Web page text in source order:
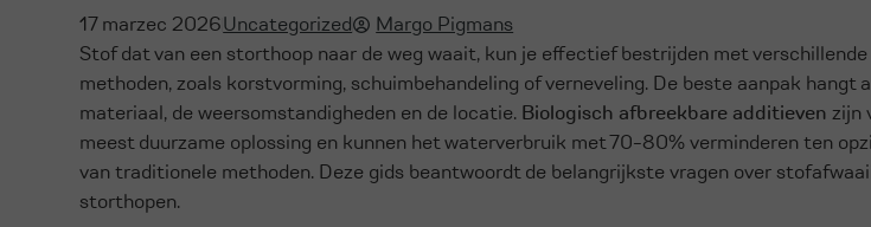
17 marzec 2026Uncategorized
Margo Pigmans
Stof dat van een storthoop naar de weg waait, kun je effectief bestrijden met verschillende
methoden, zoals korstvorming, schuimbehandeling of verneveling. De beste aanpak hangt
materiaal, de weersomstandigheden en de locatie. Biologisch afbreekbare additieven zijn
meest duurzame oplossing en kunnen het waterverbruik met 70-80% verminderen ten
van traditionele methoden. Deze gids beantwoordt de belangrijkste vragen over
storthopen.